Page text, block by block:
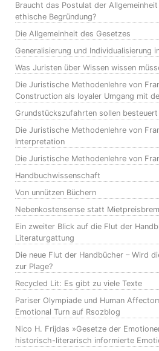
Braucht das Postulat der
ethische Begründung?
Die Allgemeinheit des Gesetzes
Generalisierung und Individualisierung
Was Juristen über Wissen wissen
Die Juristische Methodenlehre von
Construction als loyaler Umgang mit
Grundstückszufahrten sollen
Die Juristische Methodenlehre von
Interpretation
Die Juristische Methodenlehre von
Handbuchwissenschaft
Von unnützen Büchern
Nebenkostensense statt
Ein zweiter Blick auf die Flut der
Literaturgattung
Die neue Flut der Handbücher – Wird
zur Plage?
Recycled Lit: Es gibt zu viele Texte
Pariser Olympiade und Human
Emotional Turn auf Rsozblog
Nico H. Frijdas »Gesetze der
historisch-literarisch informierte